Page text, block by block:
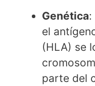
Genética:
el
(HLA) se
parte del